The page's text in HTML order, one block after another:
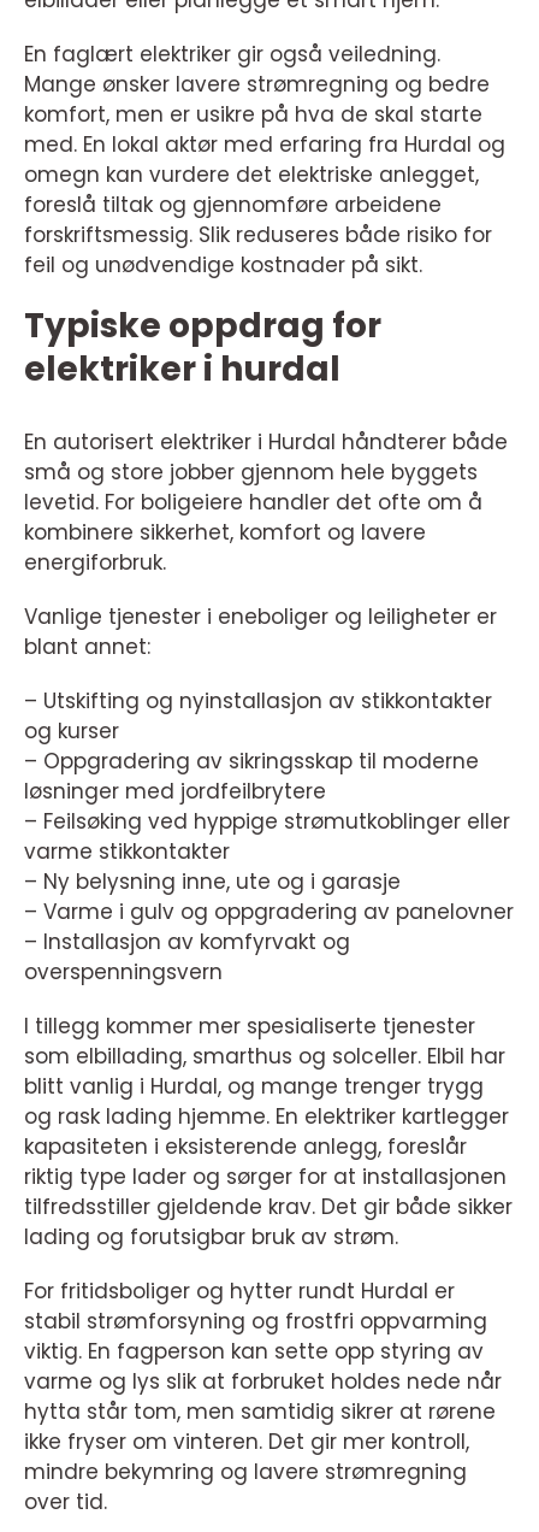
En faglært elektriker gir også veiledning.
Mange ønsker lavere strømregning og bedre
komfort, men er usikre på hva de skal starte
med. En lokal aktør med erfaring fra Hurdal og
omegn kan vurdere det elektriske anlegget,
foreslå tiltak og gjennomføre arbeidene
forskriftsmessig. Slik reduseres både risiko for
feil og unødvendige kostnader på sikt.
Typiske oppdrag for
elektriker i hurdal
En autorisert elektriker i Hurdal håndterer både
små og store jobber gjennom hele byggets
levetid. For boligeiere handler det ofte om å
kombinere sikkerhet, komfort og lavere
energiforbruk.
Vanlige tjenester i eneboliger og leiligheter er
blant annet:
– Utskifting og nyinstallasjon av stikkontakter
og kurser
– Oppgradering av sikringsskap til moderne
løsninger med jordfeilbrytere
– Feilsøking ved hyppige strømutkoblinger eller
varme stikkontakter
– Ny belysning inne, ute og i garasje
– Varme i gulv og oppgradering av panelovner
– Installasjon av komfyrvakt og
overspenningsvern
I tillegg kommer mer spesialiserte tjenester
som elbillading, smarthus og solceller. Elbil har
blitt vanlig i Hurdal, og mange trenger trygg
og rask lading hjemme. En elektriker kartlegger
kapasiteten i eksisterende anlegg, foreslår
riktig type lader og sørger for at installasjonen
tilfredsstiller gjeldende krav. Det gir både sikker
lading og forutsigbar bruk av strøm.
For fritidsboliger og hytter rundt Hurdal er
stabil strømforsyning og frostfri oppvarming
viktig. En fagperson kan sette opp styring av
varme og lys slik at forbruket holdes nede når
hytta står tom, men samtidig sikrer at rørene
ikke fryser om vinteren. Det gir mer kontroll,
mindre bekymring og lavere strømregning
over tid.